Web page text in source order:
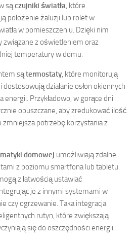
sączujniki światła, które
położenie żaluzji lub rolet w
w pomieszczeniu. Dzięki nim
związane z oświetleniem oraz
temperatury w domu.
sątermostaty, które monitorują
działanie osłon okiennych
energii. Przykładowo, w gorące dni
opuszczane, aby zredukować ilość
zmniejsza potrzebę korzystania z
domowej umożliwiają zdalne
z poziomu smartfona lub tabletu.
z łatwością ustawiać
je z innymi systemami w
czy ogrzewanie. Taka integracja
rutyn, które zwiększają
się do oszczędności energii.